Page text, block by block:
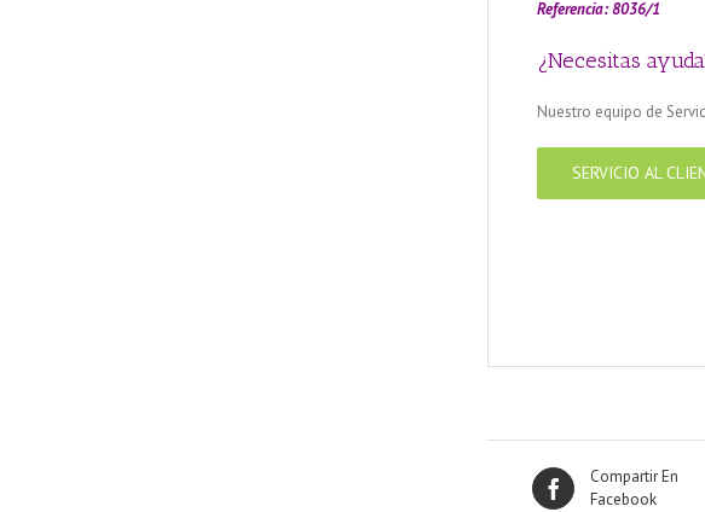
Referencia: 8036/1
¿Necesitas
Nuestro equipo de
SERVICIO AL
Compartir En
Facebook